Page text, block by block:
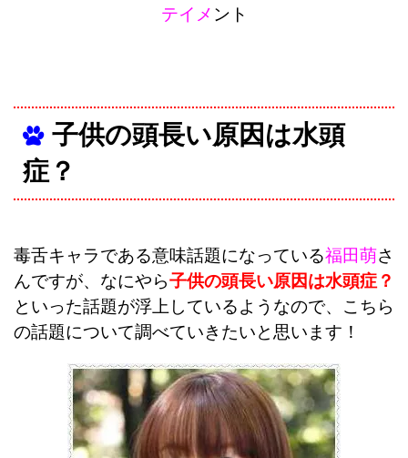
テイメ ント
子供の頭長い原因は水頭
症？
毒舌キャラである意味話題になっている福田萌さ
んですが、なにやら子供の頭長い原因は水頭症？
といった話題が浮上しているようなので、こちら
の話題について調べていきたいと思います！